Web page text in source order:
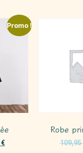
Promo !
€
Robe
109,95